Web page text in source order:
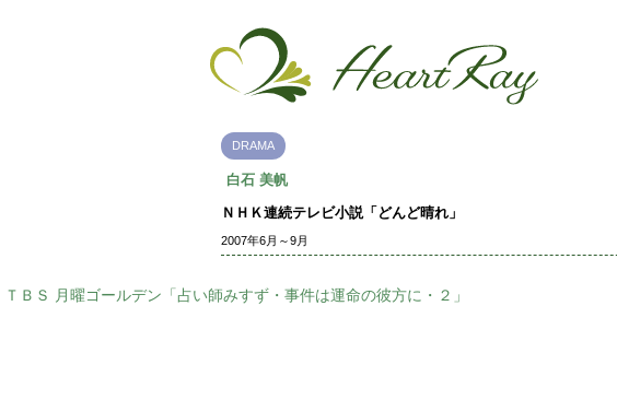
DRAMA
白石 美帆
ＮＨＫ連続テレビ小説「どんど晴れ」
2007年6月～9月
ＴＢＳ 月曜ゴールデン「占い師みすず・事件は運命の彼方に・２」